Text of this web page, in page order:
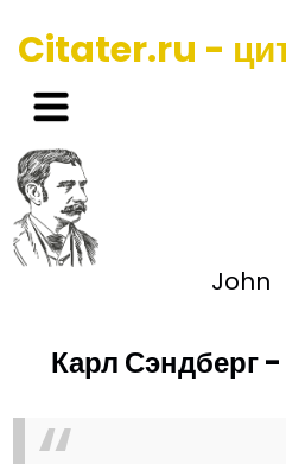
Citater.ru -
John
Карл Сэндберг -